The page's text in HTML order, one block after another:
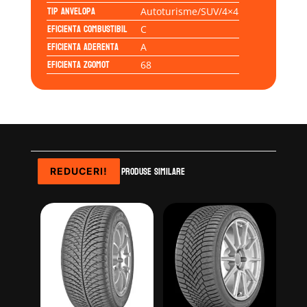
Tip anvelopa Autoturisme/SUV/4×4
Eficienta Combustibil C
Eficienta Aderenta A
Eficienta Zgomot 68
Produse similare
REDUCERI!
REDUCERI!
REDUCERI!
REDUCERI!